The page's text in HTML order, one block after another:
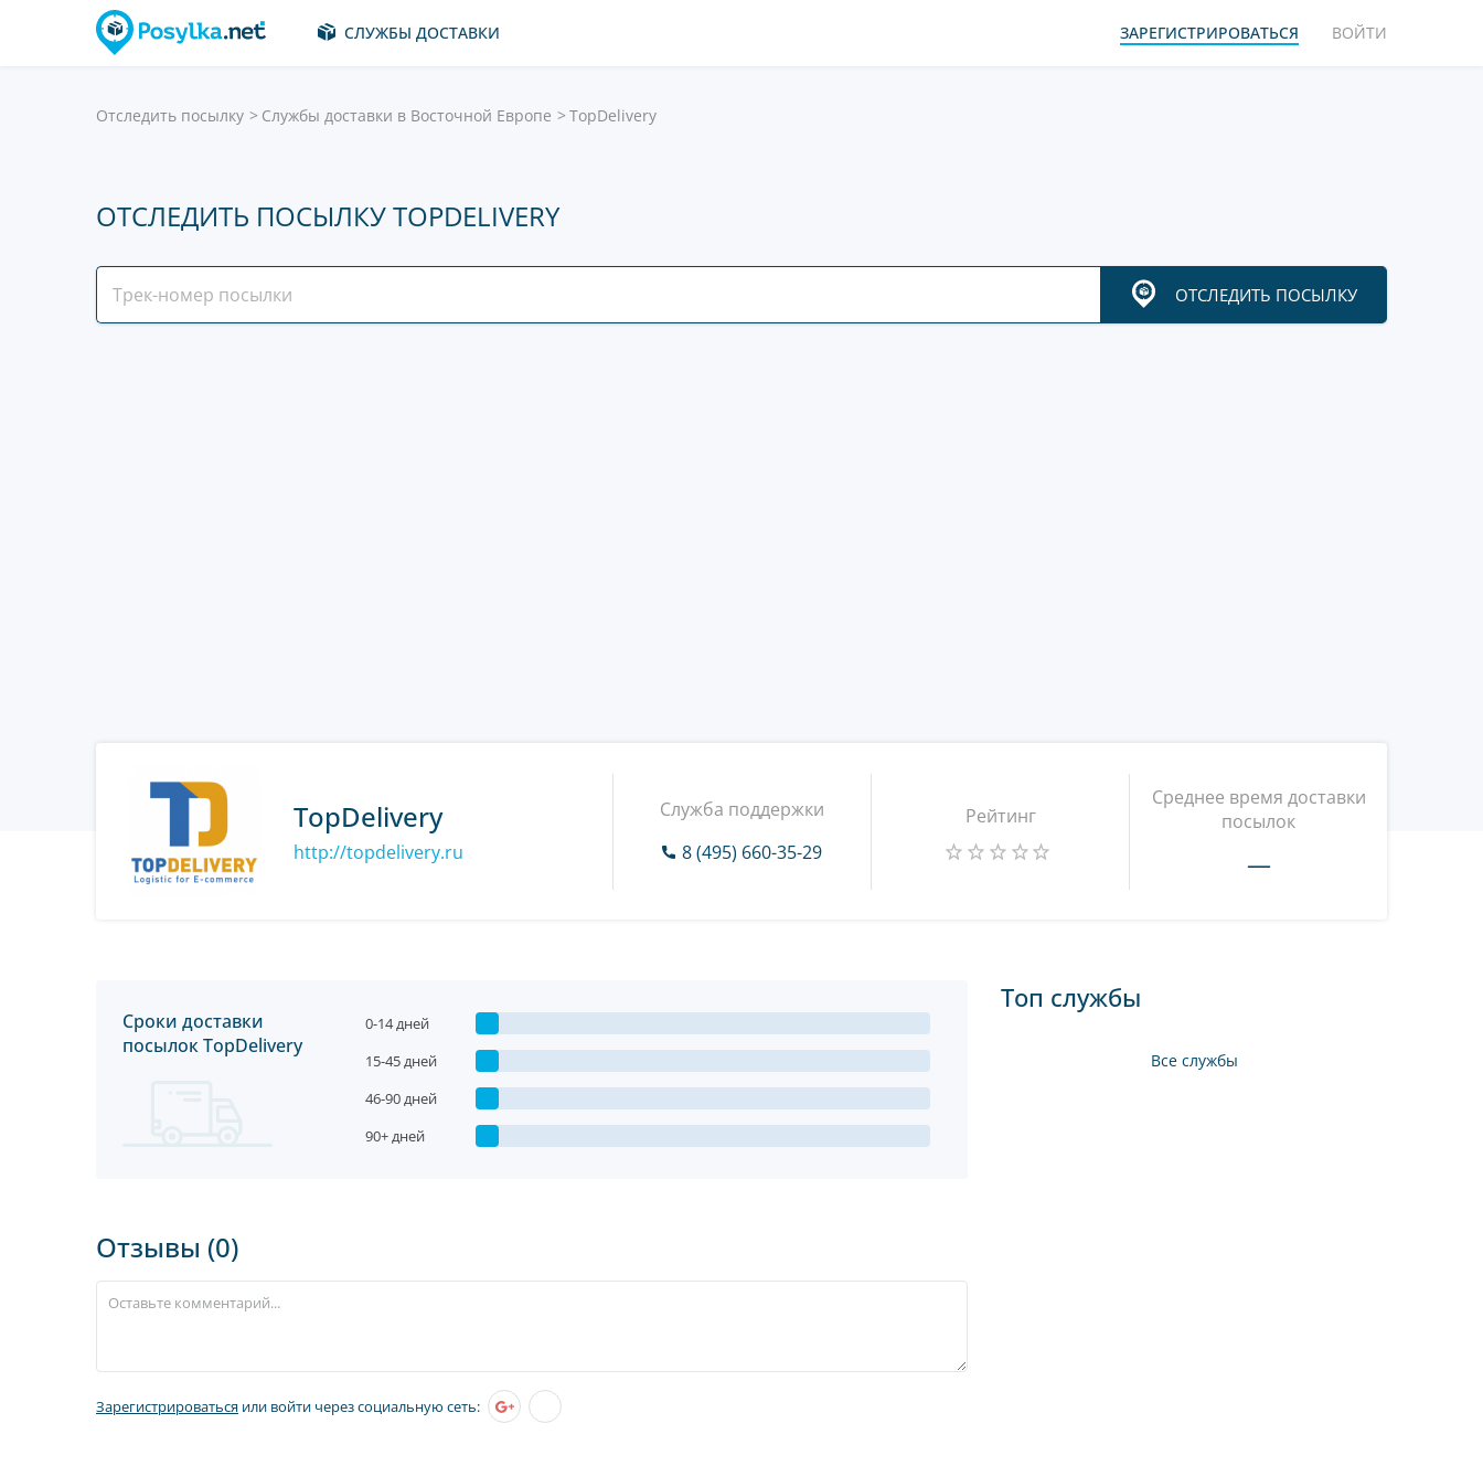
СЛУЖБЫ ДОСТАВКИ ЗАРЕГИСТРИРОВАТЬСЯ ВОЙТИ
Отследить посылку Службы доставки в Восточной Европе TopDelivery
ОТСЛЕДИТЬ ПОСЫЛКУ TOPDELIVERY
ОТСЛЕДИТЬ ПОСЫЛКУ
TopDelivery
http://topdelivery.ru
Служба поддержки
8 (495) 660-35-29
Рейтинг
Среднее время доставки
посылок
—
Сроки доставки
посылок TopDelivery
0-14 дней
15-45 дней
46-90 дней
90+ дней
Отзывы (0)
Зарегистрироваться или войти через социальную сеть:
Топ службы
Все службы